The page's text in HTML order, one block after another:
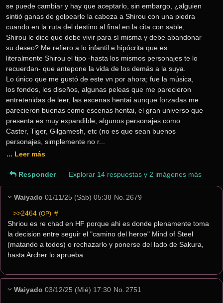
se puede cambiar y hay que aceptarlo, sin embargo, ¿alguien
sintió ganas de golpearle la cabeza a Shirou con una piedra
cuando en la ruta del destino al final en la cita con sable,
Shirou le dice que debe vivir para sí misma y debe abandonar
su deseo? Me refiero a lo infantil e hipócrita que es
literalmente Shirou el tipo -hasta los mismos personajes te lo
recuerdan- que antepone la vida de los demás a la suya.
Lo único que me gustó de este vn por ahora; fue la música,
los fondos, los diseños, algunas peleas que me parecieron
entretenidas de leer, las escenas hentai aunque forzadas me
parecieron buenas como escenas hentai, el gran universo que
presenta es muy expandible, algunos personajes como
Caster, Tiger, Gilgamesh, etc (no es que sean buenos
personajes, simplemente no r...
... Leer más
Responder Explorar 14 respuestas y 2 imágenes más
Waiyado 01/11/25 (Sáb) 05:38 No. 2679
>>2464 (OP) #
Shriou es re chad en HF porque ahi es donde plenamente toma
la decision entre seguir el "camino del heroe" Mind of Steel
(matando a todos) o rechazarlo y ponerse del lado de Sakura,
hasta Archer lo aprueba
Waiyado 03/12/25 (Mié) 17:30 No. 2751